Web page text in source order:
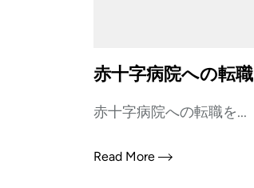
赤十字病院への転職
赤十字病院への転職を...
Read More